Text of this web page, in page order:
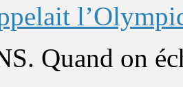
Quand on